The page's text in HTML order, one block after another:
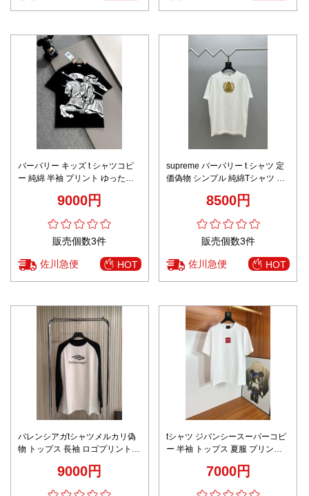
バーバリー キッズ t シャツコピ
ー 純綿 半袖 プリント ゆったり
9000円
販売個数3件
佐川急便 HOT
supreme バーバリー t シャツ 定
価偽物 シンプル 純綿Tシャツ 男
8500円
販売個数3件
佐川急便 HOT
バレンシアガtシャツメルカリ偽
物 トップス 長袖 ロゴプリント
9000円
tシャツ ジバンシースーパーコピ
ー 半袖 トップス 夏服 プリント
7000円